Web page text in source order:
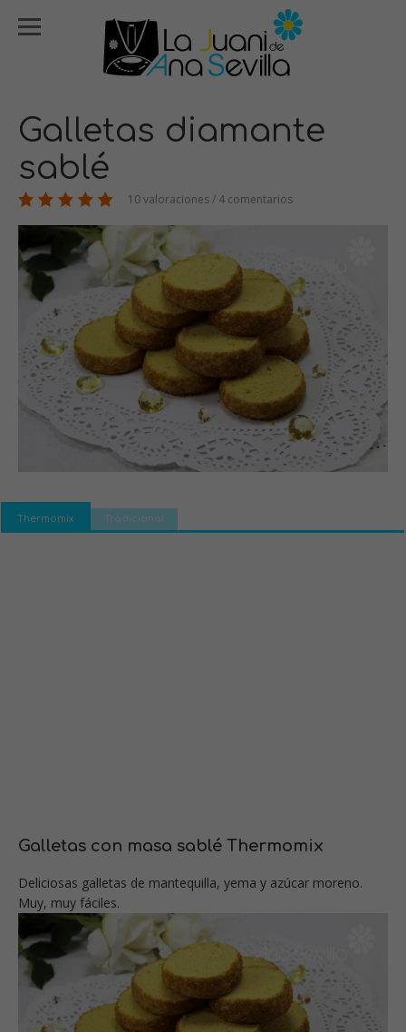
Galletas diamante
sablé
10 valoraciones / 4 comentarios
Thermomix Tradicional
Galletas con masa sablé Thermomix
Deliciosas galletas de mantequilla, yema y azúcar moreno.
Muy, muy fáciles.